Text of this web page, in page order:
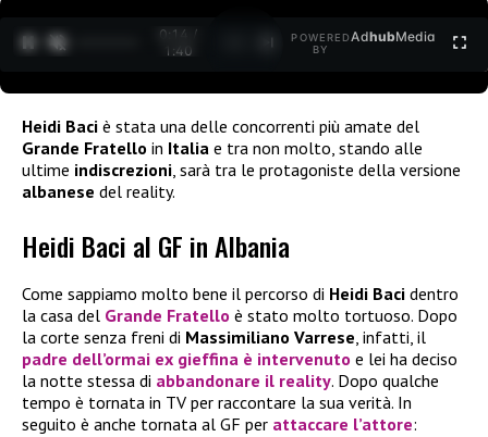
0:15 /
1:40
POWERED
BY
AdhubMedia
Heidi Baci è stata una delle concorrenti più amate del
Grande Fratello in Italia e tra non molto, stando alle
ultime indiscrezioni , sarà tra le protagoniste della versione
albanese del reality.
Heidi Baci al GF in Albania
Come sappiamo molto bene il percorso di Heidi Baci dentro
la casa del Grande Fratello è stato molto tortuoso. Dopo
la corte senza freni di Massimiliano Varrese, infatti, il
padre dell’ormai ex gieffina è intervenuto e lei ha deciso
la notte stessa di abbandonare il reality. Dopo qualche
tempo è tornata in TV per raccontare la sua verità. In
seguito è anche tornata al GF per attaccare l’attore: